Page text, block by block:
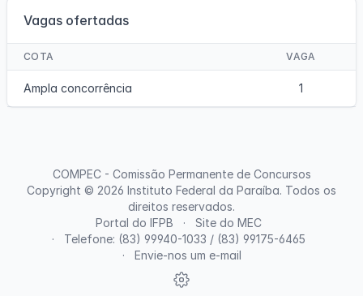
Vagas ofertadas
COTA VAGA
Ampla concorrência 1
Portal do IFPB
Site do MEC
Telefone: (83) 99940-1033 / (83) 99175-6465
Envie-nos um e-mail
COMPEC - Comissão Permanente de Concursos
Copyright © 2026 Instituto Federal da Paraíba. Todos os
direitos reservados.